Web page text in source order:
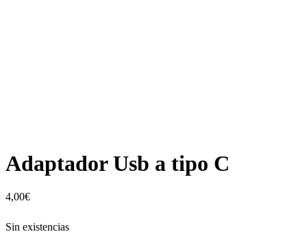
Adaptador Usb a tipo C
4,00€
Sin existencias